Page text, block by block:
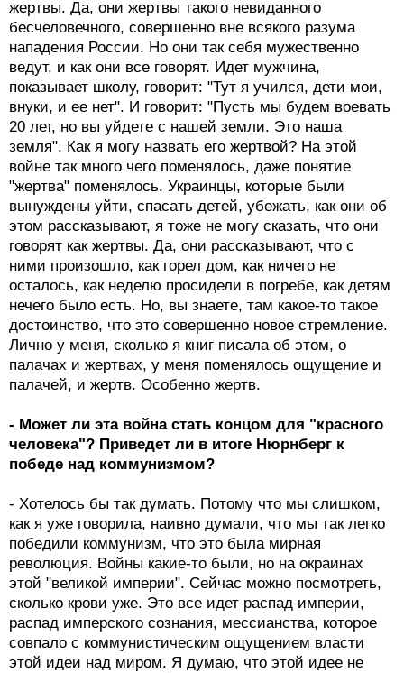
жертвы. Да, они жертвы такого невиданного
бесчеловечного, совершенно вне всякого разума
нападения России. Но они так себя мужественно
ведут, и как они все говорят. Идет мужчина,
показывает школу, говорит: "Тут я учился, дети мои,
внуки, и ее нет". И говорит: "Пусть мы будем воевать
20 лет, но вы уйдете с нашей земли. Это наша
земля". Как я могу назвать его жертвой? На этой
войне так много чего поменялось, даже понятие
"жертва" поменялось. Украинцы, которые были
вынуждены уйти, спасать детей, убежать, как они об
этом рассказывают, я тоже не могу сказать, что они
говорят как жертвы. Да, они рассказывают, что с
ними произошло, как горел дом, как ничего не
осталось, как неделю просидели в погребе, как детям
нечего было есть. Но, вы знаете, там какое-то такое
достоинство, что это совершенно новое стремление.
Лично у меня, сколько я книг писала об этом, о
палачах и жертвах, у меня поменялось ощущение и
палачей, и жертв. Особенно жертв.
- Может ли эта война стать концом для "красного
человека"? Приведет ли в итоге Нюрнберг к
победе над коммунизмом?
- Хотелось бы так думать. Потому что мы слишком,
как я уже говорила, наивно думали, что мы так легко
победили коммунизм, что это была мирная
революция. Войны какие-то были, но на окраинах
этой "великой империи". Сейчас можно посмотреть,
сколько крови уже. Это все идет распад империи,
распад имперского сознания, мессианства, которое
совпало с коммунистическим ощущением власти
этой идеи над миром. Я думаю, что этой идее не